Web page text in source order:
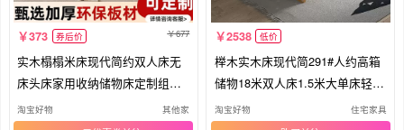
373 券后价 677
实木榻榻米床现代简约双人床无
床头床家用收纳储物床定制组合
床
淘宝好物 其他家
2538 低价
榉木实木床现代简291#人约高箱
储物18米双人床1.5米大单床轻奢
主
淘宝好物 住宅家具